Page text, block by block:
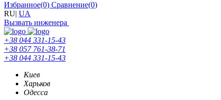
Избранное(0) Сравнение(0)
RU| UA
Вызвать инженера
+38 044 331-15-43
+38 057 761-38-71
+38 044 331-15-43
Киев
Харьков
Одесса